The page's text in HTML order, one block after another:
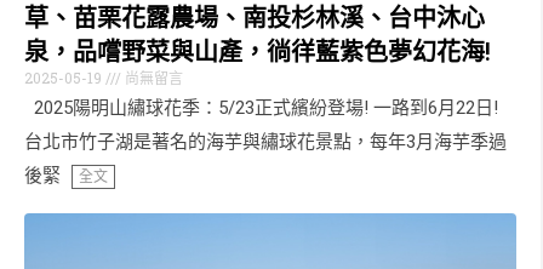
草、苗栗花露農場、南投杉林溪、台中沐心
泉，品嚐野菜與山產，徜徉藍紫色夢幻花海!
2025-05-19 尚無留言
2025陽明山繡球花季：5/23正式繽紛登場! 一路到6月22日!
台北市竹子湖是著名的海芋與繡球花景點，每年3月海芋季過
後緊
全文